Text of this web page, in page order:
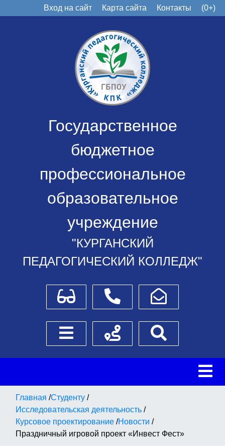
Вход на сайт Карта сайта Контакты (0+)
Государственное
бюджетное
профессиональное
образовательное
учреждение
"КУРГАНСКИЙ
ПЕДАГОГИЧЕСКИЙ КОЛЛЕДЖ"
Для слабовидящихТелефоныНаписать обращение
Боковое менюСхема проезда
Главная /Студенту /
Исследовательская деятельность /
Курсовое проектирование /Новости /
Праздничный игровой проект «Инвест Фест»